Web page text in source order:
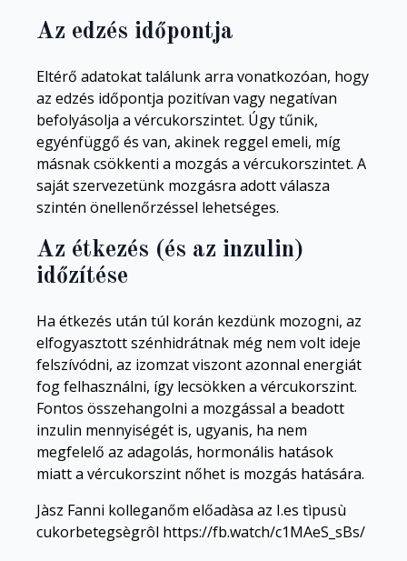
Az edzés időpontja
Eltérő adatokat találunk arra vonatkozóan, hogy
az edzés időpontja pozitívan vagy negatívan
befolyásolja a vércukorszintet. Úgy tűnik,
egyénfüggő és van, akinek reggel emeli, míg
másnak csökkenti a mozgás a vércukorszintet. A
saját szervezetünk mozgásra adott válasza
szintén önellenőrzéssel lehetséges.
Az étkezés (és az inzulin)
időzítése
Ha étkezés után túl korán kezdünk mozogni, az
elfogyasztott szénhidrátnak még nem volt ideje
felszívódni, az izomzat viszont azonnal energiát
fog felhasználni, így lecsökken a vércukorszint.
Fontos összehangolni a mozgással a beadott
inzulin mennyiségét is, ugyanis, ha nem
megfelelő az adagolás, hormonális hatások
miatt a vércukorszint nőhet is mozgás hatására.
Jàsz Fanni kolleganőm előadàsa az I.es tìpusù
cukorbetegsègrôl https://fb.watch/c1MAeS_sBs/